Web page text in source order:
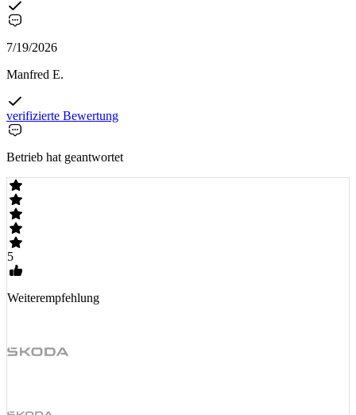
7/19/2026
Manfred E.
verifizierte Bewertung
Betrieb hat geantwortet
5
Weiterempfehlung